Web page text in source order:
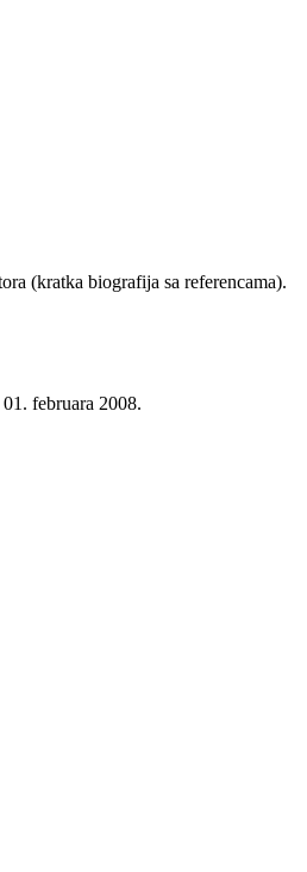
(kratka biografija sa referencama).
februara 2008.